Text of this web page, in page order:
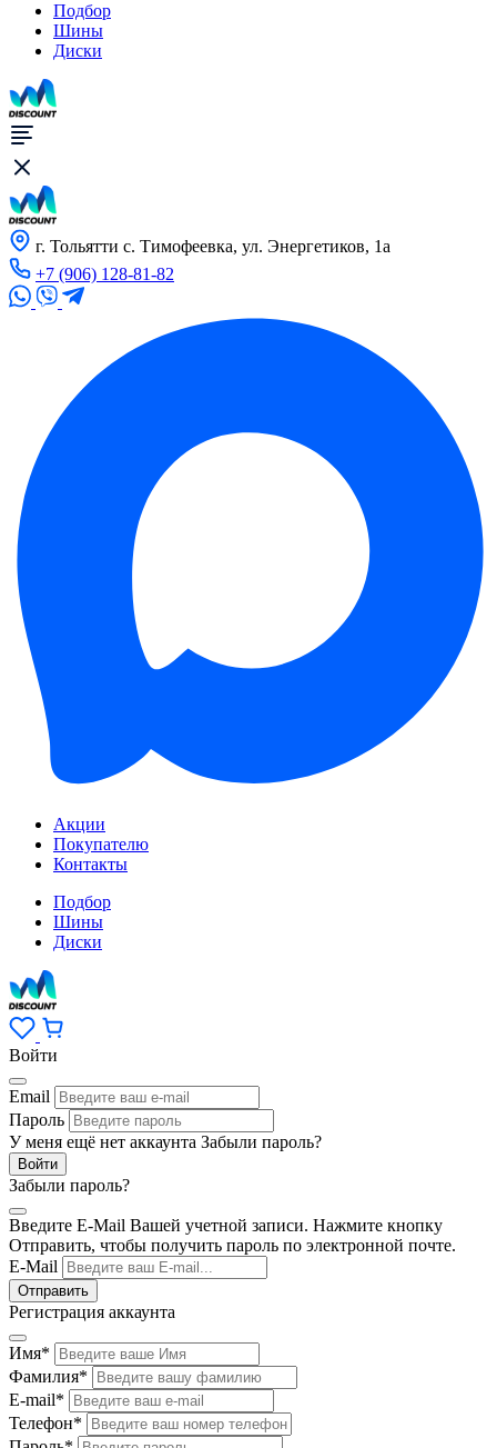
Подбор
Шины
Диски
г. Тольятти с. Тимофеевка, ул. Энергетиков, 1а
+7 (906) 128-81-82
Акции
Покупателю
Контакты
Подбор
Шины
Диски
Войти
Email
Пароль
У меня ещё нет аккаунта Забыли пароль?
Забыли пароль?
Введите E-Mail Вашей учетной записи. Нажмите кнопку
Отправить, чтобы получить пароль по электронной почте.
E-Mail
Регистрация аккаунта
Имя*
Фамилия*
E-mail*
Телефон*